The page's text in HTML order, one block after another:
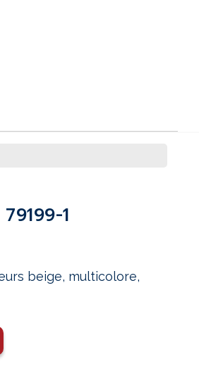
1
beige, multicolore,